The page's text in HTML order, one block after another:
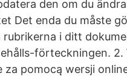
den om du
Det enda du måste
i ditt
förteckningen. 2.
za pomocą wersji